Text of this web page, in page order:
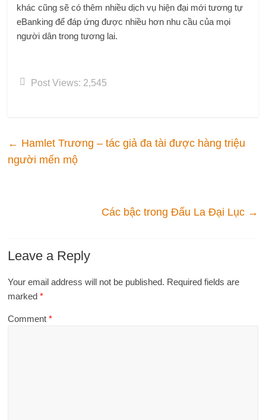
khác cũng sẽ có thêm nhiều dịch vụ hiện đại mới tương tự
eBanking để đáp ứng được nhiều hơn nhu cầu của mọi
người dân trong tương lai.
Post Views: 2,545
← Hamlet Trương – tác giả đa tài được hàng triệu
người mến mộ
Các bậc trong Đấu La Đại Lục →
Leave a Reply
Your email address will not be published. Required fields are
marked*
Comment*